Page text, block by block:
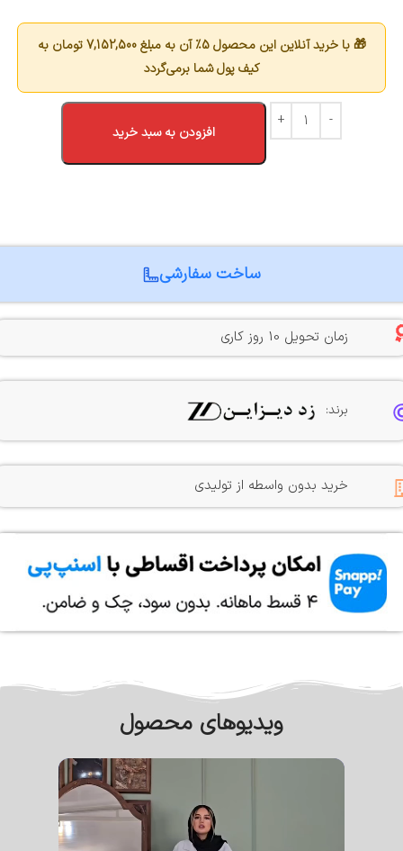
🎁 با خرید آنلاین این محصول 5٪ آن به مبلغ 7,152,500تومان به
کیف پول شما برمی‌گردد
افزودن به سبد خرید
ساخت سفارشی
زمان تحویل 10 روز کاری
برند:
خرید بدون واسطه از تولیدی
ویدیوهای محصول